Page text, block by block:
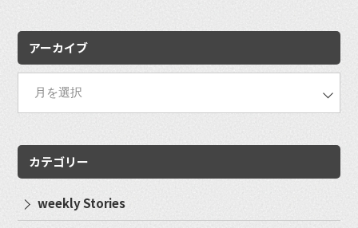
アーカイブ
カテゴリー
weekly Stories